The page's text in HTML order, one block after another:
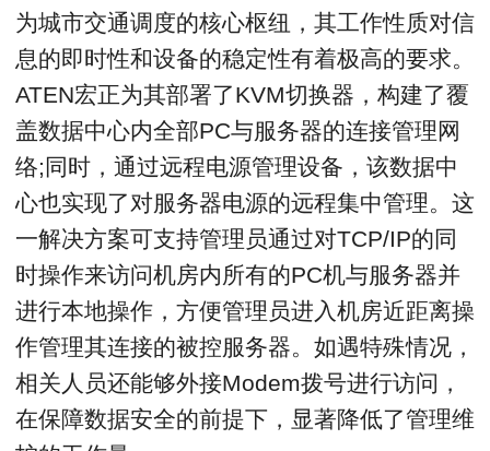
为城市交通调度的核心枢纽，其工作性质对信
息的即时性和设备的稳定性有着极高的要求。
ATEN宏正为其部署了KVM切换器，构建了覆
盖数据中心内全部PC与服务器的连接管理网
络;同时，通过远程电源管理设备，该数据中
心也实现了对服务器电源的远程集中管理。这
一解决方案可支持管理员通过对TCP/IP的同
时操作来访问机房内所有的PC机与服务器并
进行本地操作，方便管理员进入机房近距离操
作管理其连接的被控服务器。如遇特殊情况，
相关人员还能够外接Modem拨号进行访问，
在保障数据安全的前提下，显著降低了管理维